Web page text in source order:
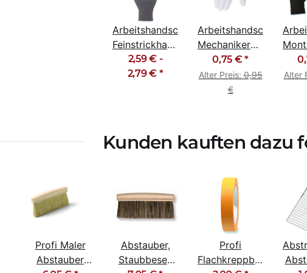
Arbeitshandschuhe
Feinstrickhandschuhe
mit
Mikroschaum
2,59 € -
2,79 € *
Arbeitshandschuhe
Mechanikerhandschuhe
PU weiß
0,75 €*
Alter Preis:0,95
€
Alter
Kunden kauften dazu
Profi Maler
Abstauber
Abstauber,
Staubbesen
Profi
Flachkreppband